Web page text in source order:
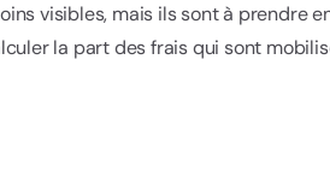
visibles, mais ils sont à prendre
la part des frais qui sont